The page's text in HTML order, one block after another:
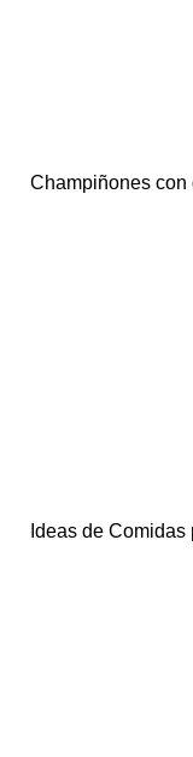
Champiñones con
Ideas de Comidas